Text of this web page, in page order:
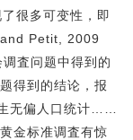
很多可变性，即
and Petit, 2009
査问题中得到的
得到的结论，报
无偏人口统计……
金标准调査有惊